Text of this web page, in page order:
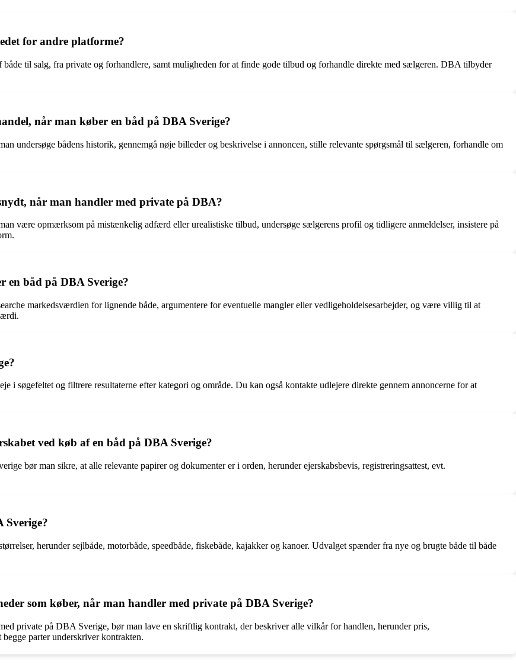
for andre platforme?
til salg, fra private og forhandlere, samt muligheden for at finde gode tilbud og forhandle direkte med sælgeren. DBA tilbyder
når man køber en båd på DBA Sverige?
undersøge bådens historik, gennemgå nøje billeder og beskrivelse i annoncen, stille relevante spørgsmål til sælgeren, forhandle om
når man handler med private på DBA?
være opmærksom på mistænkelig adfærd eller urealistiske tilbud, undersøge sælgerens profil og tidligere anmeldelser, insistere på
båd på DBA Sverige?
markedsværdien for lignende både, argumentere for eventuelle mangler eller vedligeholdelsesarbejder, og være villig til at
i søgefeltet og filtrere resultaterne efter kategori og område. Du kan også kontakte udlejere direkte gennem annoncerne for at
ved køb af en båd på DBA Sverige?
bør man sikre, at alle relevante papirer og dokumenter er i orden, herunder ejerskabsbevis, registreringsattest, evt.
Sverige?
herunder sejlbåde, motorbåde, speedbåde, fiskebåde, kajakker og kanoer. Udvalget spænder fra nye og brugte både til både
som køber, når man handler med private på DBA Sverige?
private på DBA Sverige, bør man lave en skriftlig kontrakt, der beskriver alle vilkår for handlen, herunder pris,
begge parter underskriver kontrakten.